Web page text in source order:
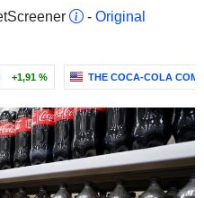
- Original
+1,91 % THE COCA-COLA